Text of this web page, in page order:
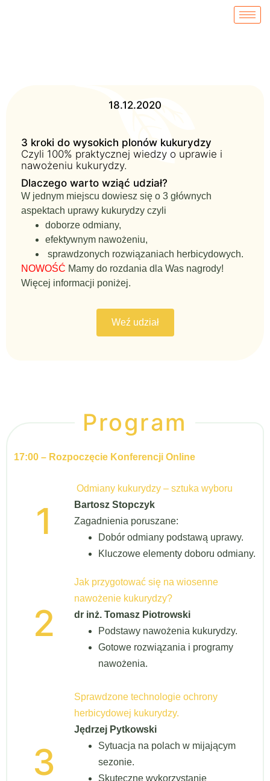
18.12.2020
3 kroki do wysokich plonów kukurydzy
Czyli 100% praktycznej wiedzy o uprawie i
nawożeniu kukurydzy.
Dlaczego warto wziąć udział?
W jednym miejscu dowiesz się o 3 głównych
aspektach uprawy kukurydzy czyli
doborze odmiany,
efektywnym nawożeniu,
sprawdzonych rozwiązaniach herbicydowych.
NOWOŚĆ Mamy do rozdania dla Was nagrody!
Więcej informacji poniżej.
Weź udział
Program
17:00 – Rozpoczęcie Konferencji Online
1
Odmiany kukurydzy – sztuka wyboru
Bartosz Stopczyk
Zagadnienia poruszane:
Dobór odmiany podstawą uprawy.
Kluczowe elementy doboru odmiany.
2
Jak przygotować się na wiosenne
nawożenie kukurydzy?
dr inż. Tomasz Piotrowski
Podstawy nawożenia kukurydzy.
Gotowe rozwiązania i programy
nawożenia.
3
Sprawdzone technologie ochrony
herbicydowej kukurydzy.
Jędrzej Pytkowski
Sytuacja na polach w mijającym
sezonie.
Skuteczne wykorzystanie